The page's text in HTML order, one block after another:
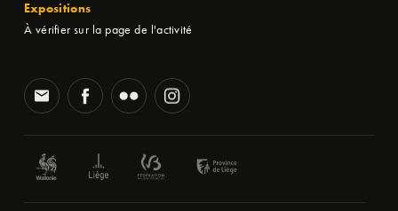
Expositions
À vérifier sur la page de l'activité